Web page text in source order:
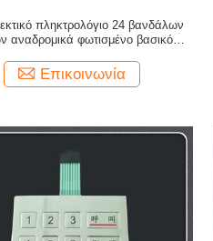
πληκτρολόγιο 24 βανδάλων
αναδρομικά φωτισμένο βασικό
Επικοινωνία